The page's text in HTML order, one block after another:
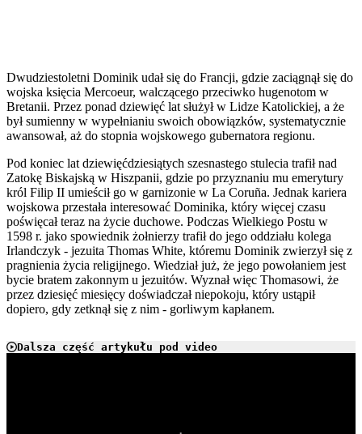
Dwudziestoletni Dominik udał się do Francji, gdzie zaciągnął się do
wojska księcia Mercoeur, walczącego przeciwko hugenotom w
Bretanii. Przez ponad dziewięć lat służył w Lidze Katolickiej, a że
był sumienny w wypełnianiu swoich obowiązków, systematycznie
awansował, aż do stopnia wojskowego gubernatora regionu.
Pod koniec lat dziewięćdziesiątych szesnastego stulecia trafił nad
Zatokę Biskajską w Hiszpanii, gdzie po przyznaniu mu emerytury
król Filip II umieścił go w garnizonie w La Coruña. Jednak kariera
wojskowa przestała interesować Dominika, który więcej czasu
poświęcał teraz na życie duchowe. Podczas Wielkiego Postu w
1598 r. jako spowiednik żołnierzy trafił do jego oddziału kolega
Irlandczyk - jezuita Thomas White, któremu Dominik zwierzył się z
pragnienia życia religijnego. Wiedział już, że jego powołaniem jest
bycie bratem zakonnym u jezuitów. Wyznał więc Thomasowi, że
przez dziesięć miesięcy doświadczał niepokoju, który ustąpił
dopiero, gdy zetknął się z nim - gorliwym kapłanem.
Dalsza część artykułu pod video